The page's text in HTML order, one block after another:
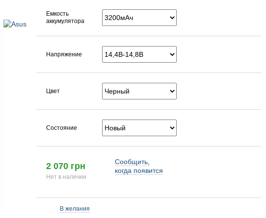
Емкость
аккумулятора
Напряжение
Цвет
Состояние
2 070 грн
Нет в наличии
Сообщить,
когда появится
В желания